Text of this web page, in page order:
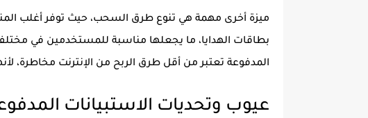
بطاقات الهدايا، ما يجعلها مناسبة للمستخدمين في مختلف
المدفوعة تعتبر من أقل طرق الربح من الإنترنت مخاطرة،
عيوب وتحديات الاستبيانات